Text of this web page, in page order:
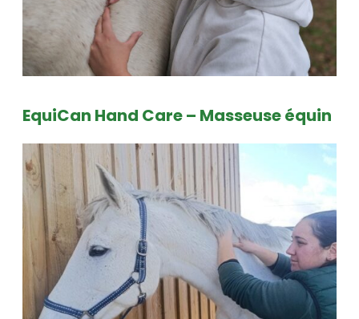
EquiCan Hand Care – Masseuse équin